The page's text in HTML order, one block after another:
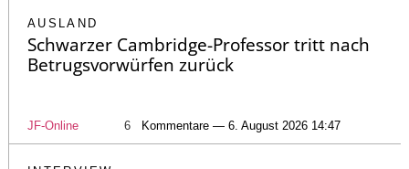
AUSLAND
Schwarzer Cambridge-Professor tritt nach
Betrugsvorwürfen zurück
JF-Online 6 Kommentare — 6. August 2026 14:47